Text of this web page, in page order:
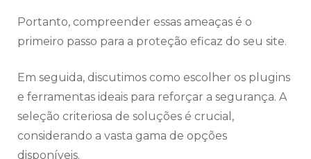
Portanto, compreender essas ameaças é o
primeiro passo para a proteção eficaz do seu site.
Em seguida, discutimos como escolher os plugins
e ferramentas ideais para reforçar a segurança. A
seleção criteriosa de soluções é crucial,
considerando a vasta gama de opções
disponíveis.